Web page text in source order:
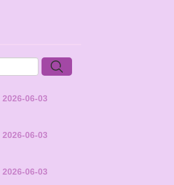
2026-06-03
2026-06-03
2026-06-03